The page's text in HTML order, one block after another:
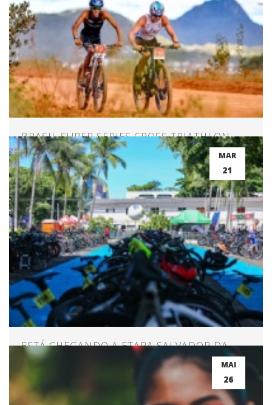
BRASIL SUPER SERIES CROSS TRIATHLON –
RIO DE CONTAS – BAHIA
MAR
21
ESTÁ CHEGANDO A ETAPA SALVADOR DA
COPA NORDESTE!
MAI
26